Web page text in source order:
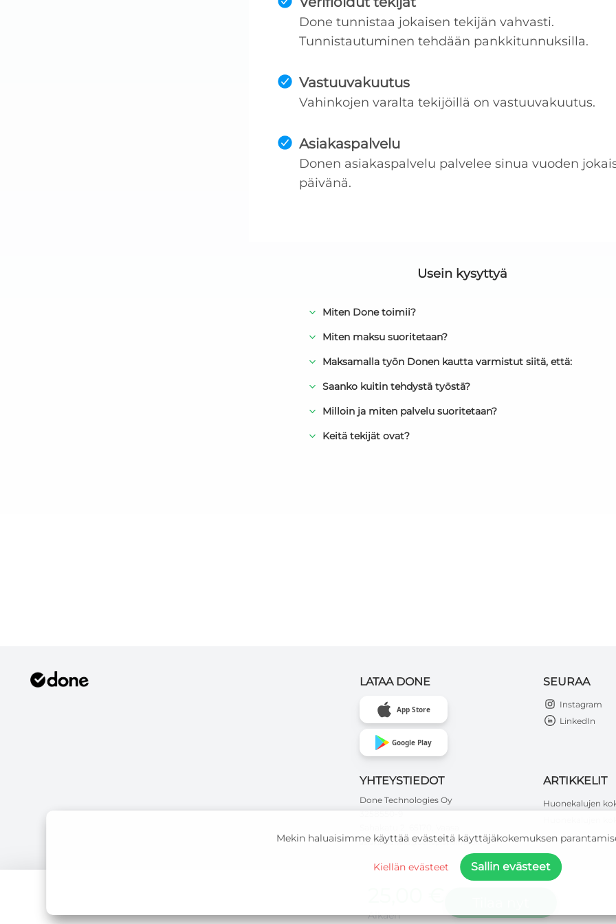
Done tunnistaa jokaisen tekijän vahvasti.
Tunnistautuminen tehdään pankkitunnuksilla.
Vastuuvakuutus
Vahinkojen varalta tekijöillä on vastuuvakuutus.
Asiakaspalvelu
Donen asiakaspalvelu palvelee sinua vuoden
päivänä.
Usein kysyttyä
Miten Done toimii?
Miten maksu suoritetaan?
Maksamalla työn Donen kautta varmistut siitä, että:
Saanko kuitin tehdystä työstä?
Milloin ja miten palvelu suoritetaan?
Keitä tekijät ovat?
Alkaen
LATAA DONE
App Store
Google Play
SEURAA
Instagram
LinkedIn
YHTEYSTIEDOT
Done Technologies Oy
3258550-9
asiakaspalvelu@doneplatform.com
ARTIKKELIT
Huonekalujen
2026
Mekin haluaisimme käyttää evästeitä käyttäjäkokemuksen
Kiellän evästeet Sallin evästeet